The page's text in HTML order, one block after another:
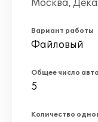
Москва,
Вариант работы
Файловый
Общее число
5
Количество